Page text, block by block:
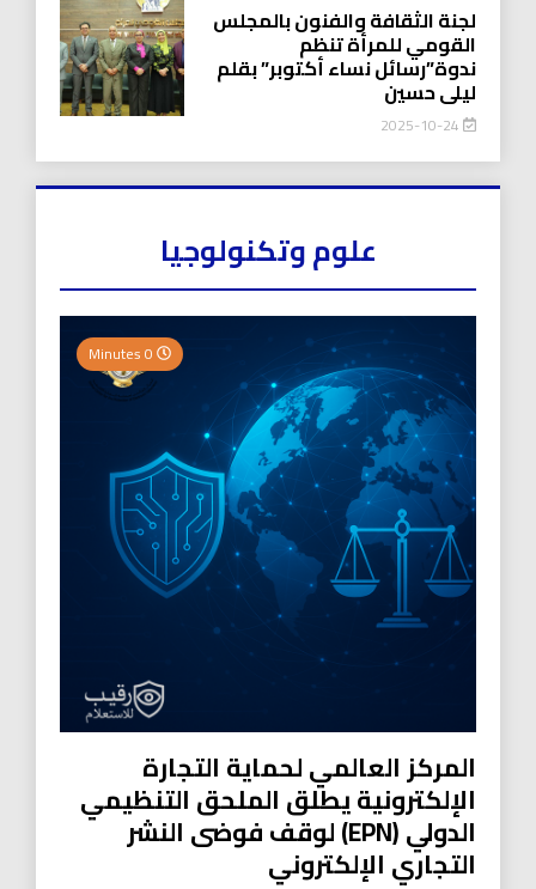
لجنة الثقافة والفنون بالمجلس
القومي للمرأة تنظم
ندوة”رسائل نساء أكتوبر” بقلم
ليلى حسين
2025-10-24
علوم وتكنولوجيا
المركز العالمي لحماية التجارة
الإلكترونية يطلق الملحق التنظيمي
الدولي (EPN) لوقف فوضى النشر
التجاري الإلكتروني